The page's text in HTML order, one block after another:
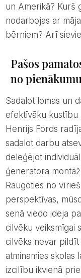
un Amerikā? Kurš
nodarbojas ar
bērniem? Arī
Pašos
no
Sadalot lomas un darbus, ir iespējams panākt daudz
efektīvāku kustību
Henrijs Fords
sadalot darbu
deleģējot
ģeneratora
Raugoties no
perspektīvas,
senā viedo ideja
cilvēku veiksmīgai
cilvēks nevar pildīt
atminamies skolas
izcilību ikvienā